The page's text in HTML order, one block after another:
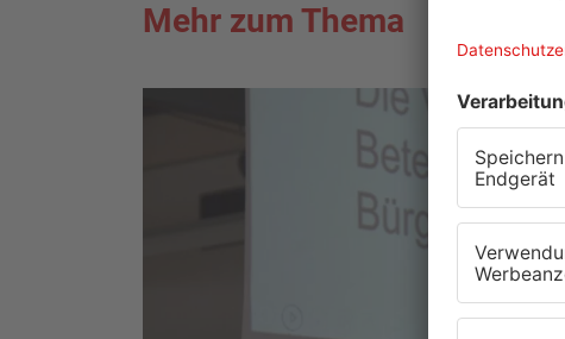
Mehr zum Thema